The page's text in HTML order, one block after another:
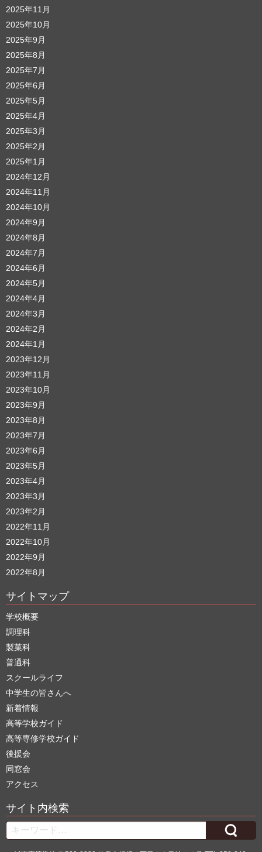
2025年11月
2025年10月
2025年9月
2025年8月
2025年7月
2025年6月
2025年5月
2025年4月
2025年3月
2025年2月
2025年1月
2024年12月
2024年11月
2024年10月
2024年9月
2024年8月
2024年7月
2024年6月
2024年5月
2024年4月
2024年3月
2024年2月
2024年1月
2023年12月
2023年11月
2023年10月
2023年9月
2023年8月
2023年7月
2023年6月
2023年5月
2023年4月
2023年3月
2023年2月
2022年11月
2022年10月
2022年9月
2022年8月
サイトマップ
学校概要
調理科
製菓科
普通科
スクールライフ
中学生の皆さんへ
新着情報
高等学校ガイド
高等専修学校ガイド
後援会
同窓会
アクセス
サイト内検索
Search